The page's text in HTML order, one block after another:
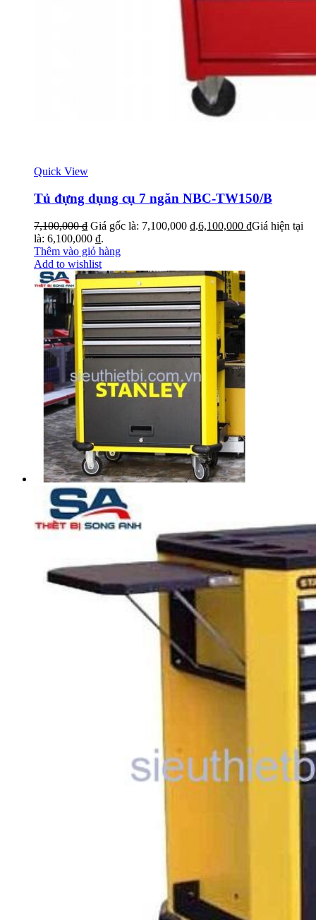
Quick View
Tủ đựng dụng cụ 7 ngăn NBC-TW150/B
7,100,000₫ Giá gốc là: 7,100,000 ₫.6,100,000 ₫Giá hiện tại
là: 6,100,000 ₫.
Thêm vào giỏ hàng
Add to wishlist